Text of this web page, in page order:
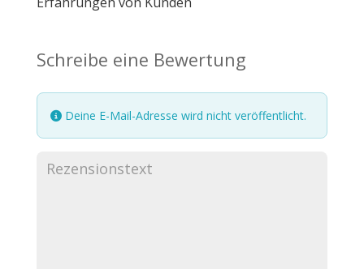
Schreibe eine Bewertung
Deine E-Mail-Adresse wird nicht veröffentlicht.